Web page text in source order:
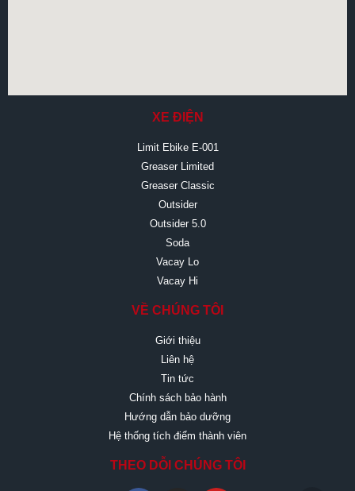
XE ĐIỆN
Limit Ebike E-001
Greaser Limited
Greaser Classic
Outsider
Outsider 5.0
Soda
Vacay Lo
Vacay Hi
VỀ CHÚNG TÔI
Giới thiệu
Liên hệ
Tin tức
Chính sách bảo hành
Hướng dẫn bảo dưỡng
Hệ thống tích điểm thành viên
THEO DỖI CHÚNG TÔI